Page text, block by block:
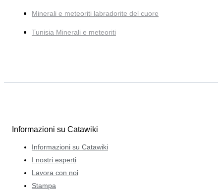
Minerali e meteoriti labradorite del cuore
Tunisia Minerali e meteoriti
Informazioni su Catawiki
Informazioni su Catawiki
I nostri esperti
Lavora con noi
Stampa